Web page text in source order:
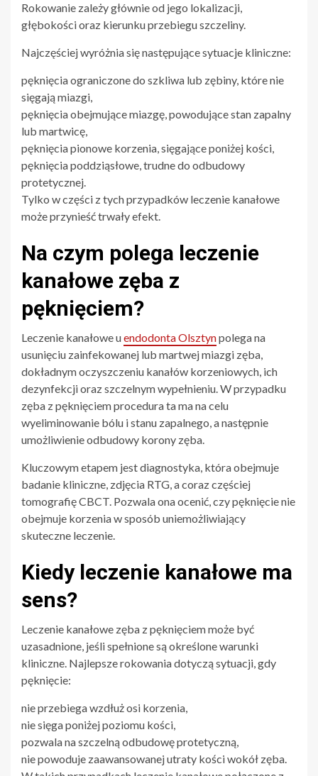
Rokowanie zależy głównie od jego lokalizacji,
głębokości oraz kierunku przebiegu szczeliny.
Najczęściej wyróżnia się następujące sytuacje kliniczne:
pęknięcia ograniczone do szkliwa lub zębiny, które nie
sięgają miazgi,
pęknięcia obejmujące miazgę, powodujące stan zapalny
lub martwicę,
pęknięcia pionowe korzenia, sięgające poniżej kości,
pęknięcia poddziąsłowe, trudne do odbudowy
protetycznej.
Tylko w części z tych przypadków leczenie kanałowe
może przynieść trwały efekt.
Na czym polega leczenie
kanałowe zęba z
pęknięciem?
Leczenie kanałowe uendodonta Olsztynpolega na
usunięciu zainfekowanej lub martwej miazgi zęba,
dokładnym oczyszczeniu kanałów korzeniowych, ich
dezynfekcji oraz szczelnym wypełnieniu. W przypadku
zęba z pęknięciem procedura ta ma na celu
wyeliminowanie bólu i stanu zapalnego, a następnie
umożliwienie odbudowy korony zęba.
Kluczowym etapem jest diagnostyka, która obejmuje
badanie kliniczne, zdjęcia RTG, a coraz częściej
tomografię CBCT. Pozwala ona ocenić, czy pęknięcie nie
obejmuje korzenia w sposób uniemożliwiający
skuteczne leczenie.
Kiedy leczenie kanałowe ma
sens?
Leczenie kanałowe zęba z pęknięciem może być
uzasadnione, jeśli spełnione są określone warunki
kliniczne. Najlepsze rokowania dotyczą sytuacji, gdy
pęknięcie:
nie przebiega wzdłuż osi korzenia,
nie sięga poniżej poziomu kości,
pozwala na szczelną odbudowę protetyczną,
nie powoduje zaawansowanej utraty kości wokół zęba.